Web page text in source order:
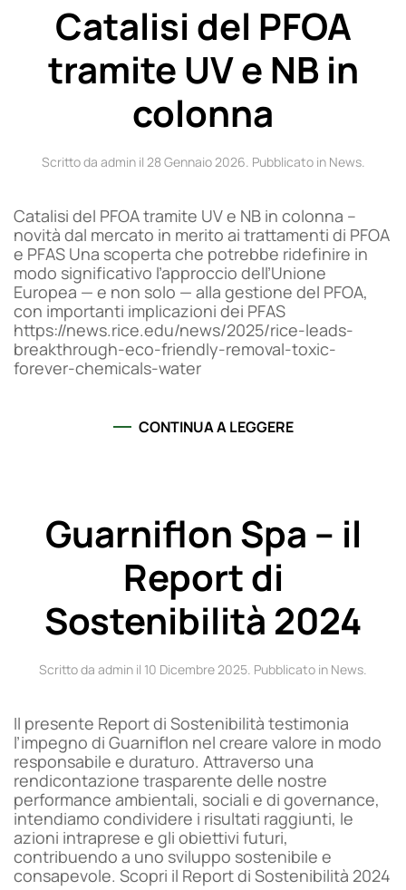
Catalisi del PFOA
tramite UV e NB in
colonna
Scritto da admin il 28 Gennaio 2026. Pubblicato in News.
Catalisi del PFOA tramite UV e NB in colonna –
novità dal mercato in merito ai trattamenti di PFOA
e PFAS Una scoperta che potrebbe ridefinire in
modo significativo l’approccio dell’Unione
Europea — e non solo — alla gestione del PFOA,
con importanti implicazioni dei PFAS
https://news.rice.edu/news/2025/rice-leads-
breakthrough-eco-friendly-removal-toxic-
forever-chemicals-water
CONTINUA A LEGGERE
Guarniflon Spa – il
Report di
Sostenibilità 2024
Scritto da admin il 10 Dicembre 2025. Pubblicato in News.
Il presente Report di Sostenibilità testimonia
l’impegno di Guarniflon nel creare valore in modo
responsabile e duraturo. Attraverso una
rendicontazione trasparente delle nostre
performance ambientali, sociali e di governance,
intendiamo condividere i risultati raggiunti, le
azioni intraprese e gli obiettivi futuri,
contribuendo a uno sviluppo sostenibile e
consapevole. Scopri il Report di Sostenibilità 2024